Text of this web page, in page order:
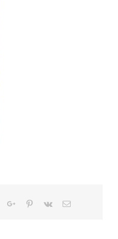
TumblrGoogle+Pinterest
Vk Email